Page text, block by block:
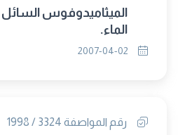
الميثاميدوفوس السائل
الماء.
رقم المواصفة 3324 / 1998